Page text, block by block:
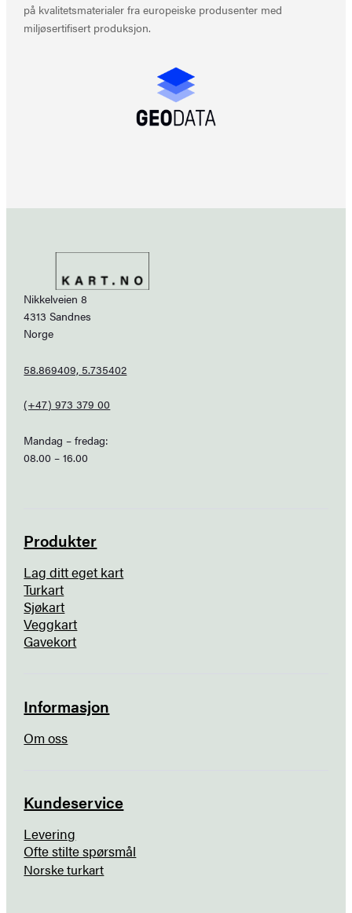
på kvalitetsmaterialer fra europeiske produsenter med
miljøsertifisert produksjon.
Nikkelveien 8
4313 Sandnes
Norge
58.869409, 5.735402
(+47) 973 379 00
Mandag – fredag:
08.00 – 16.00
Produkter
Lag ditt eget kart
Turkart
Sjøkart
Veggkart
Gavekort
Informasjon
Om oss
Kundeservice
Levering
Ofte stilte spørsmål
Norske turkart